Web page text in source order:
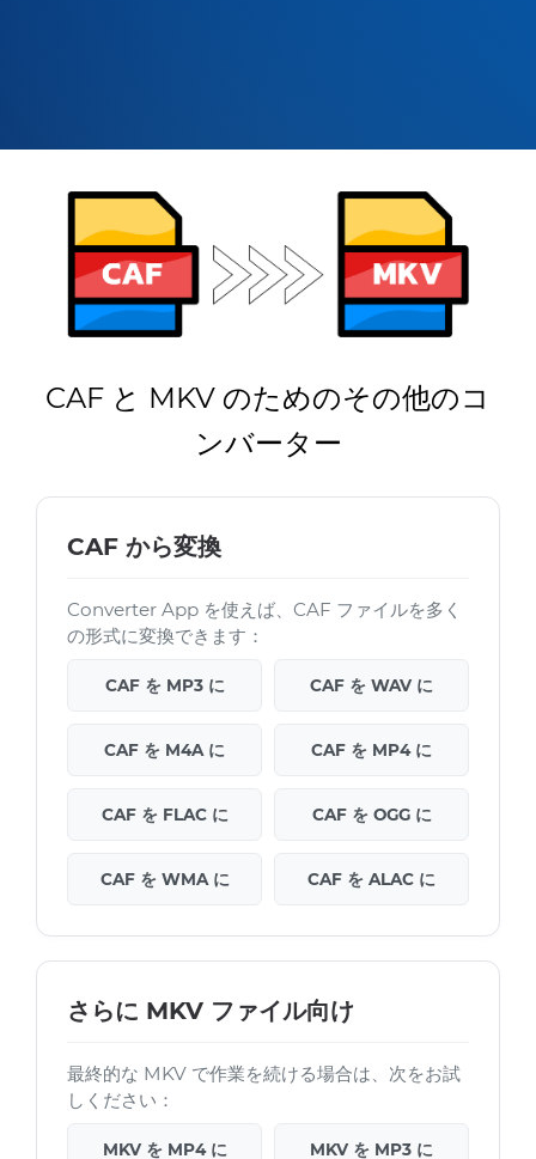
CAF と MKV のためのその他のコ
ンバーター
CAF から変換
Converter App を使えば、CAF ファイルを多く
の形式に変換できます：
CAF を MP3 に CAF を WAV に
CAF を M4A に CAF を MP4 に
CAF を FLAC に CAF を OGG に
CAF を WMA に CAF を ALAC に
さらに MKV ファイル向け
最終的な MKV で作業を続ける場合は、次をお試
しください：
MKV を MP4 に MKV を MP3 に